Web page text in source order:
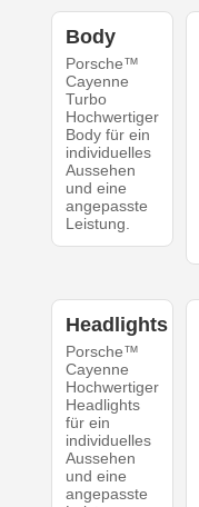
Body
Porsche™
Cayenne
Turbo
Hochwertiger
Body für ein
individuelles
Aussehen
und eine
angepasste
Leistung.
Headlights
Porsche™
Cayenne
Hochwertiger
Headlights
für ein
individuelles
Aussehen
und eine
angepasste